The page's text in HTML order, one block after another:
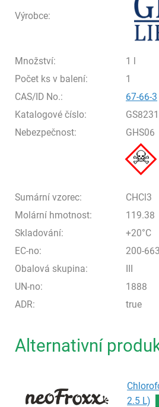
Výrobce:
Množství:
1 l
Počet ks v balení:
1
CAS/ID No.:
67-66-3
Katalogové číslo:
Nebezpečnost:
GHS06
Sumární vzorec:
CHCl3
Molární hmotnost:
119.38
Skladování:
+20°C
EC-no:
200-
Obalová skupina:
III
UN-no:
1888
ADR:
true
Alternativní
2.5 L)